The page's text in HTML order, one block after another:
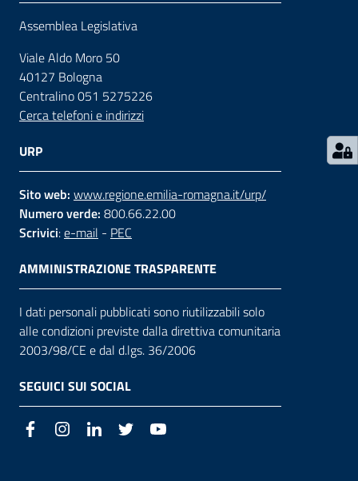
Contatti
Seguici
su
Assemblea Legislativa
Viale Aldo Moro 50
40127 Bologna
Centralino 051 5275226
Cerca telefoni e indirizzi
URP
Sito web: www.regione.emilia-romagna.it/urp/
Numero verde: 800.66.22.00
Scrivici:e-mail - PEC
AMMINISTRAZIONE TRASPARENTE
I dati personali pubblicati sono riutilizzabili solo
alle condizioni previste dalla direttiva comunitaria
2003/98/CE e dal d.lgs. 36/2006
SEGUICI SUI SOCIAL
FacebookInstagramLinkedIn Twitter